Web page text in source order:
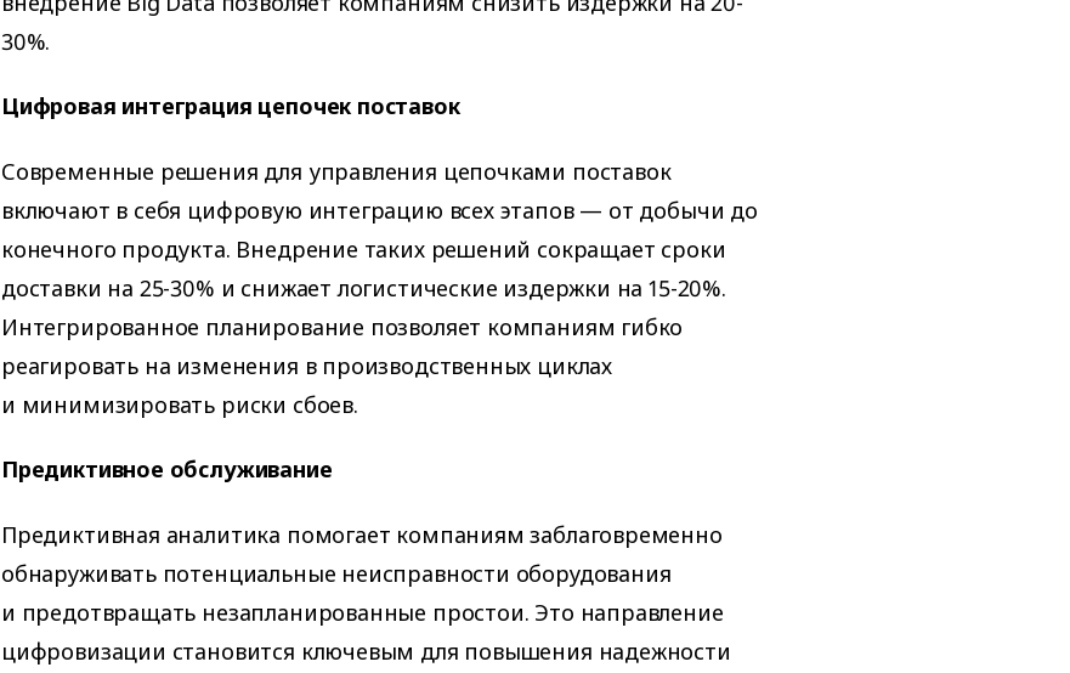
30%.
Цифровая интеграция цепочек поставок
Современные решения для управления цепочками поставок
включают в себя цифровую интеграцию всех этапов — от добычи до
конечного продукта. Внедрение таких решений сокращает сроки
доставки на 25-30% и снижает логистические издержки на 15-20%.
Интегрированное планирование позволяет компаниям гибко
реагировать на изменения в производственных циклах
и минимизировать риски сбоев.
Предиктивное обслуживание
Предиктивная аналитика помогает компаниям заблаговременно
обнаруживать потенциальные неисправности оборудования
и предотвращать незапланированные простои. Это направление
цифровизации становится ключевым для повышения надежности